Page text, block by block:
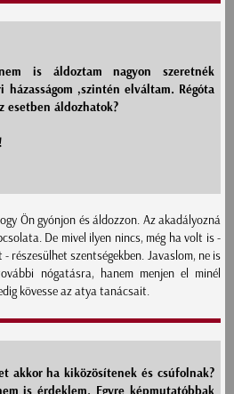
is áldoztam nagyon szeretnék
házasságom ,szintén elváltam. Régóta
esetben áldozhatok?
Ön gyónjon és áldozzon. Az akadályozná
De mivel ilyen nincs, még ha volt is -
részesülhet szentségekben. Javaslom, ne is
nógatásra, hanem menjen el minél
kövesse az atya tanácsait.
akkor ha kiközösítenek és csúfolnak?
is érdeklem. Egyre képmutatóbbak